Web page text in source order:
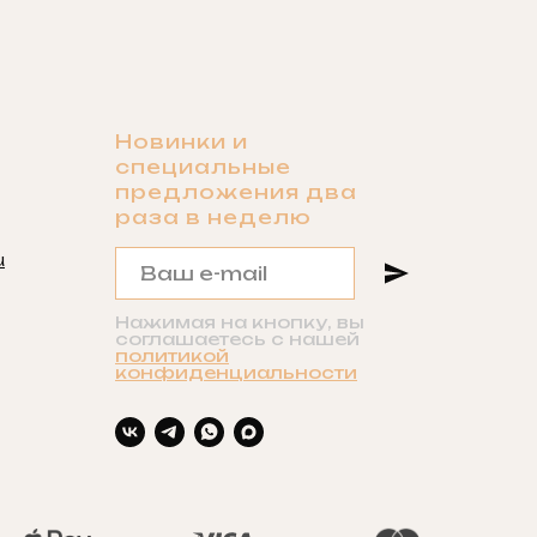
Новинки и
специальные
предложения два
раза в неделю
Нажимая на кнопку, вы
соглашаетесь с нашей
политикой
конфиденциальности